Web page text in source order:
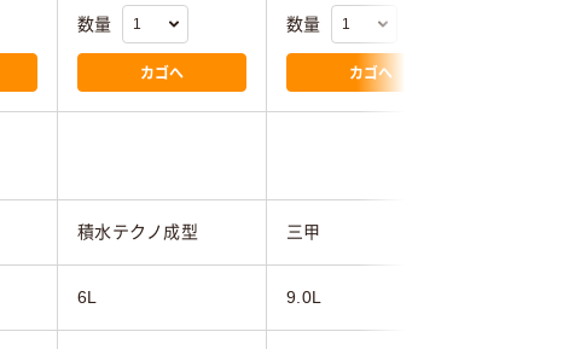
数量
カゴへ
数量
カゴへ
積水テクノ成型 三甲
6L 9.0L